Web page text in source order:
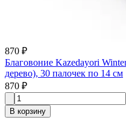
870 ₽
Благовоние Kazedayori
дерево), 30 палочек по 14 см
870 ₽
В корзину